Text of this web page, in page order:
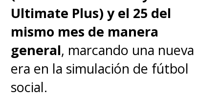
Ultimate Plus) y el 25 del
mismo mes de manera
general, marcando una nueva
era en la simulación de fútbol
social.